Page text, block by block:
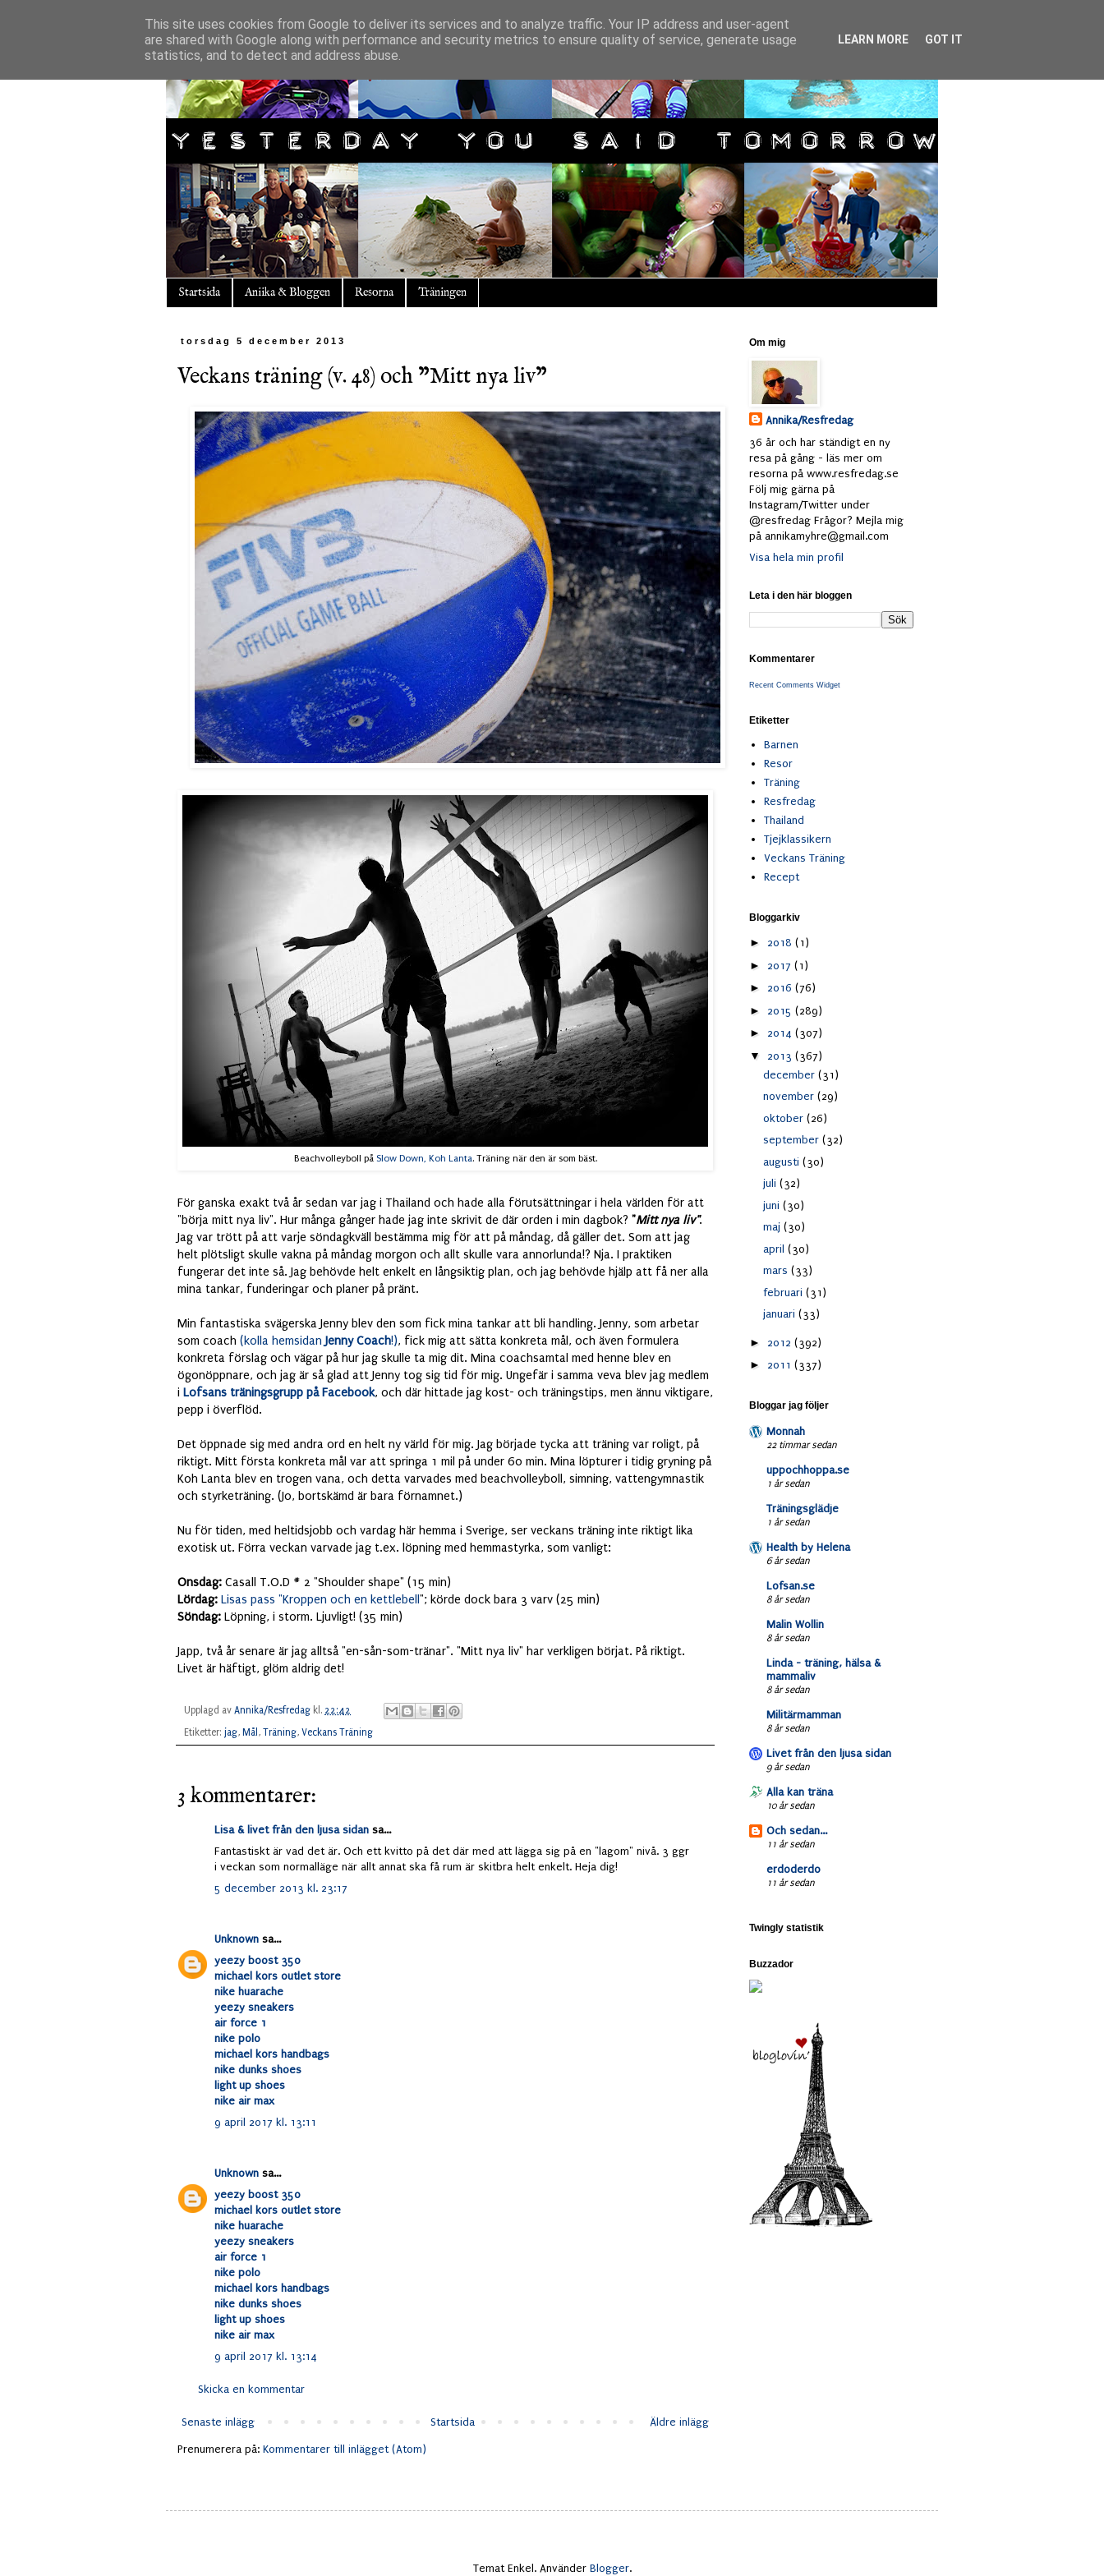
Startsida Aniika & Bloggen Resorna Träningen
torsdag 5 december 2013
Veckans träning (v. 48) och "Mitt nya liv"
Beachvolleyboll på Slow Down, Koh Lanta. Träning när den är som bäst.
För ganska exakt två år sedan var jag i Thailand och hade alla förutsättningar i hela världen för att
"börja mitt nya liv". Hur många gånger hade jag inte skrivit de där orden i min dagbok? "Mitt nya liv".
Jag var trött på att varje söndagkväll bestämma mig för att på måndag, då gäller det. Som att jag
helt plötsligt skulle vakna på måndag morgon och allt skulle vara annorlunda!? Nja. I praktiken
fungerar det inte så. Jag behövde helt enkelt en långsiktig plan, och jag behövde hjälp att få ner alla
mina tankar, funderingar och planer på pränt.
Min fantastiska svägerska Jenny blev den som fick mina tankar att bli handling. Jenny, som arbetar
som coach (kolla hemsidan Jenny Coach!), fick mig att sätta konkreta mål, och även formulera
konkreta förslag och vägar på hur jag skulle ta mig dit. Mina coachsamtal med henne blev en
ögonöppnare, och jag är så glad att Jenny tog sig tid för mig. Ungefär i samma veva blev jag medlem
i Lofsans träningsgrupp på Facebook, och där hittade jag kost- och träningstips, men ännu viktigare,
pepp i överflöd.
Det öppnade sig med andra ord en helt ny värld för mig. Jag började tycka att träning var roligt, på
riktigt. Mitt första konkreta mål var att springa 1 mil på under 60 min. Mina löpturer i tidig gryning på
Koh Lanta blev en trogen vana, och detta varvades med beachvolleyboll, simning, vattengymnastik
och styrketräning. (Jo, bortskämd är bara förnamnet.)
Nu för tiden, med heltidsjobb och vardag här hemma i Sverige, ser veckans träning inte riktigt lika
exotisk ut. Förra veckan varvade jag t.ex. löpning med hemmastyrka, som vanligt:
Onsdag: Casall T.O.D # 2 "Shoulder shape" (15 min)
Lördag: Lisas pass "Kroppen och en kettlebell "; körde dock bara 3 varv (25 min)
Söndag: Löpning, i storm. Ljuvligt! (35 min)
Japp, två år senare är jag alltså "en-sån-som-tränar". "Mitt nya liv" har verkligen börjat. På riktigt.
Livet är häftigt, glöm aldrig det!
Upplagd av Annika/Resfredag kl. 22:42
Etiketter: jag, Mål , Träning, Veckans Träning
3 kommentarer:
Lisa & livet från den ljusa sidan sa...
Fantastiskt är vad det är. Och ett kvitto på det där med att lägga sig på en "lagom" nivå. 3 ggr
i veckan som normalläge när allt annat ska få rum är skitbra helt enkelt. Heja dig!
5 december 2013 kl. 23:17
Unknown sa...
yeezy boost 350
michael kors outlet store
nike huarache
yeezy sneakers
air force 1
nike polo
michael kors handbags
nike dunks shoes
light up shoes
nike air max
9 april 2017 kl. 13:11
Unknown sa...
yeezy boost 350
michael kors outlet store
nike huarache
yeezy sneakers
air force 1
nike polo
michael kors handbags
nike dunks shoes
light up shoes
nike air max
9 april 2017 kl. 13:14
Skicka en kommentar
Senaste inlägg Äldre inlägg
Startsida
Prenumerera på: Kommentarer till inlägget (Atom)
Om mig
Annika/Resfredag
36 år och har ständigt en ny
resa på gång - läs mer om
resorna på www.resfredag.se
Följ mig gärna på
Instagram/Twitter under
@resfredag Frågor? Mejla mig
på annikamyhre@gmail.com
Visa hela min profil
Leta i den här bloggen
Kommentarer
Recent Comments Widget
Etiketter
Barnen
Resor
Träning
Resfredag
Thailand
Tjejklassikern
Veckans Träning
Recept
Bloggarkiv
► 2018 (1)
► 2017 (1)
► 2016 (76)
► 2015 (289)
► 2014 (307)
▼ 2013 (367)
december (31)
november (29)
oktober (26)
september (32)
augusti (30)
juli (32)
juni (30)
maj (30)
april (30)
mars (33)
februari (31)
januari (33)
► 2012 (392)
► 2011 (337)
Bloggar jag följer
Monnah
22 timmar sedan
uppochhoppa.se
1 år sedan
Träningsglädje
1 år sedan
Health by Helena
6 år sedan
Lofsan.se
8 år sedan
Malin Wollin
8 år sedan
Linda - träning, hälsa &
mammaliv
8 år sedan
Militärmamman
8 år sedan
Livet från den ljusa sidan
9 år sedan
Alla kan träna
10 år sedan
Och sedan...
11 år sedan
erdoderdo
11 år sedan
Twingly statistik
Buzzador
Temat Enkel. Använder Blogger.
This site uses cookies from Google to deliver its services and to analyze traffic. Your IP address and user-agent
are shared with Google along with performance and security metrics to ensure quality of service, generate usage
statistics, and to detect and address abuse.
LEARN MORE GOT IT